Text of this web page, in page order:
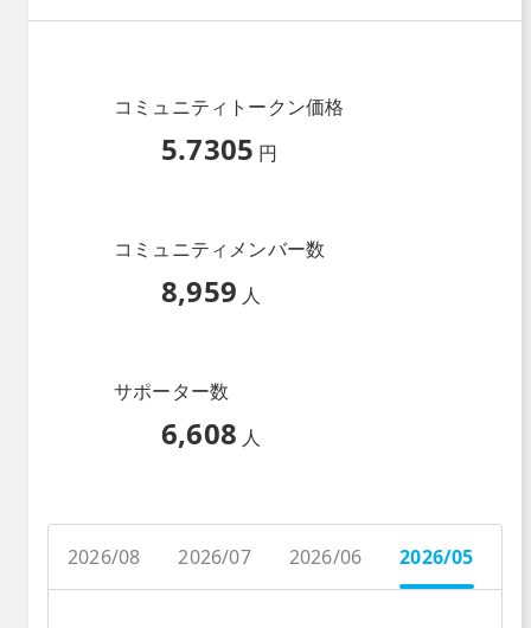
コミュニティトークン価格
5.7305 円
コミュニティメンバー数
8,959 人
サポーター数
6,608 人
2026/08 2026/07 2026/06 2026/05